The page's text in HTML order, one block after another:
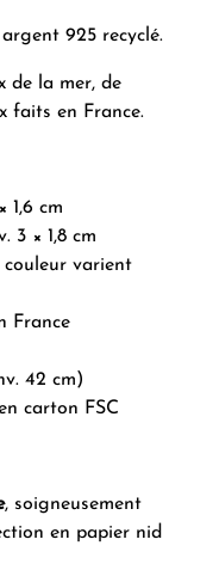
925 recyclé.
de la mer, de
faits en France.
1,6 cm
3 × 1,8 cm
couleur varient
France
42 cm)
carton FSC
, soigneusement
en papier nid